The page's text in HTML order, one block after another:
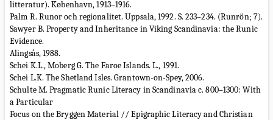
litteratur). København, 1913–1916.
Palm R. Runor och regionalitet. Uppsala, 1992. S. 233–234. (Runrön; 7).
Sawyer B. Property and Inheritance in Viking Scandinavia: the Runic
Evidence.
Alingsås, 1988.
Schei K.L., Moberg G. The Faroe Islands. L., 1991.
Schei L.K. The Shetland Isles. Grantown-on-Spey, 2006.
Schulte M. Pragmatic Runic Literacy in Scandinavia c. 800–1300: With
a Particular
Focus on the Bryggen Material // Epigraphic Literacy and Christian